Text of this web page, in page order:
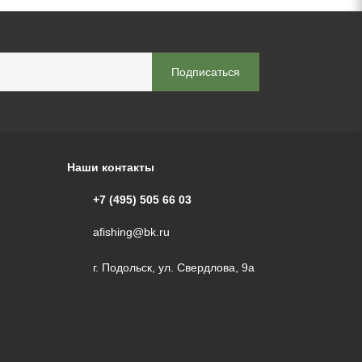
Наши контакты
+7 (495) 505 66 03
afishing@bk.ru
г. Подольск, ул. Свердлова, 9а